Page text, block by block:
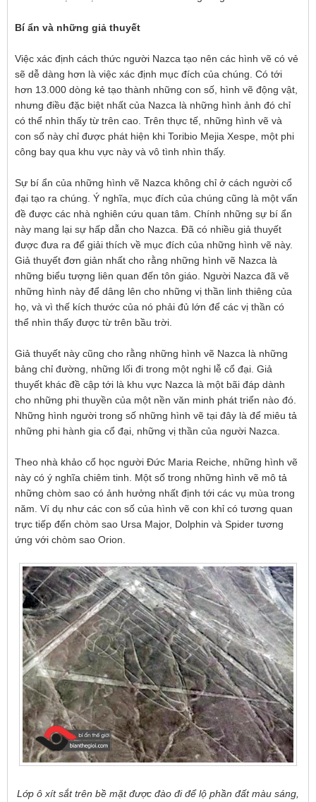
Bí ẩn và những giả thuyết
Việc xác định cách thức người Nazca tạo nên các hình vẽ có vẻ
sẽ dễ dàng hơn là việc xác định mục đích của chúng. Có tới
hơn 13.000 dòng kẻ tạo thành những con số, hình vẽ động vật,
nhưng điều đặc biệt nhất của Nazca là những hình ảnh đó chỉ
có thể nhìn thấy từ trên cao. Trên thực tế, những hình vẽ và
con số này chỉ được phát hiện khi Toribio Mejia Xespe, một phi
công bay qua khu vực này và vô tình nhìn thấy.
Sự bí ẩn của những hình vẽ Nazca không chỉ ở cách người cổ
đại tạo ra chúng. Ý nghĩa, mục đích của chúng cũng là một vấn
đề được các nhà nghiên cứu quan tâm. Chính những sự bí ẩn
này mang lại sự hấp dẫn cho Nazca. Đã có nhiều giả thuyết
được đưa ra để giải thích về mục đích của những hình vẽ này.
Giả thuyết đơn giản nhất cho rằng những hình vẽ Nazca là
những biểu tượng liên quan đến tôn giáo. Người Nazca đã vẽ
những hình này để dâng lên cho những vị thần linh thiêng của
họ, và vì thế kích thước của nó phải đủ lớn để các vị thần có
thể nhìn thấy được từ trên bầu trời.
Giả thuyết này cũng cho rằng những hình vẽ Nazca là những
bảng chỉ đường, những lối đi trong một nghi lễ cổ đại. Giả
thuyết khác đề cập tới là khu vực Nazca là một bãi đáp dành
cho những phi thuyền của một nền văn minh phát triển nào đó.
Những hình người trong số những hình vẽ tại đây là để miêu tả
những phi hành gia cổ đại, những vị thần của người Nazca.
Theo nhà khảo cổ học người Đức Maria Reiche, những hình vẽ
này có ý nghĩa chiêm tinh. Một số trong những hình vẽ mô tả
những chòm sao có ảnh hưởng nhất định tới các vụ mùa trong
năm. Ví dụ như các con số của hình vẽ con khỉ có tương quan
trực tiếp đến chòm sao Ursa Major, Dolphin và Spider tương
ứng với chòm sao Orion.
Lớp ô xít sắt trên bề mặt được đào đi để lộ phần đất màu sáng,